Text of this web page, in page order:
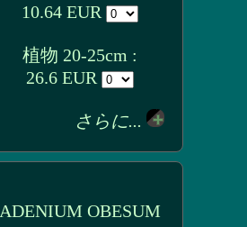
10.64 EUR
植物 20-25cm :
26.6 EUR
さらに...
ADENIUM OBESUM